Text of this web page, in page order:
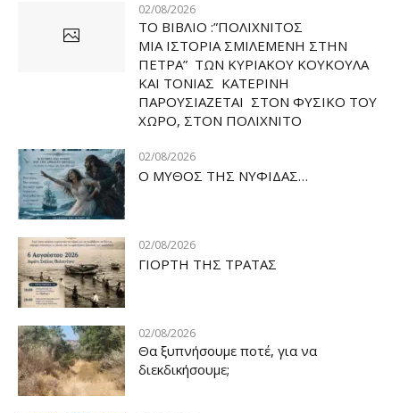
02/08/2026
ΤΟ ΒΙΒΛΙΟ :”ΠΟΛΙΧΝΙΤΟΣ
ΜΙΑ ΙΣΤΟΡΙΑ ΣΜΙΛΕΜΕΝΗ ΣΤΗΝ
ΠΕΤΡΑ” ΤΩΝ ΚΥΡΙΑΚΟΥ ΚΟΥΚΟΥΛΑ
ΚΑΙ ΤΟΝΙΑΣ ΚΑΤΕΡΙΝΗ
ΠΑΡΟΥΣΙΑΖΕΤΑΙ ΣΤΟΝ ΦΥΣΙΚΟ ΤOY
ΧΩΡΟ, ΣΤΟΝ ΠΟΛΙΧΝΙΤΟ
02/08/2026
Ο ΜΥΘΟΣ ΤΗΣ ΝΥΦΙΔΑΣ…
02/08/2026
ΓΙΟΡΤΗ ΤΗΣ ΤΡΑΤΑΣ
02/08/2026
Θα ξυπνήσουμε ποτέ, για να
διεκδικήσουμε;